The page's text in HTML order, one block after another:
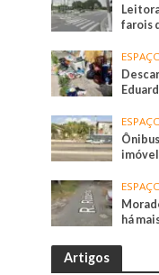
farois
imóvel
há
Artigos